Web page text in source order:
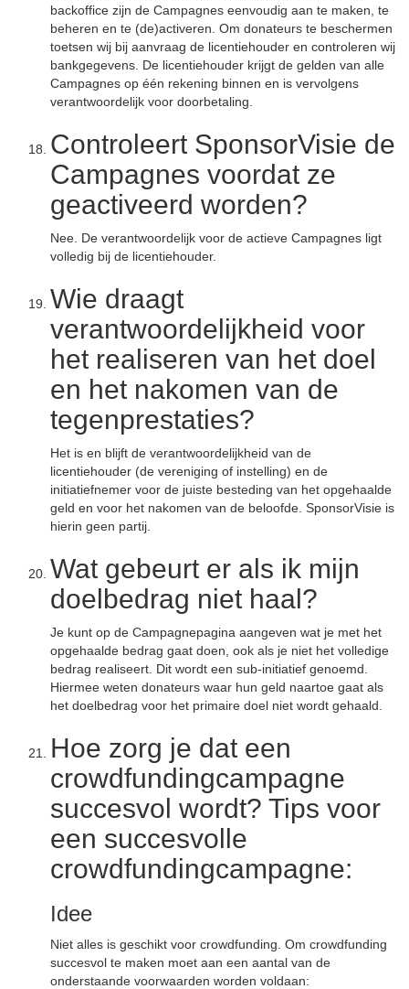
backoffice zijn de Campagnes eenvoudig aan te maken, te
beheren en te (de)activeren. Om donateurs te beschermen
toetsen wij bij aanvraag de licentiehouder en controleren wij
bankgegevens. De licentiehouder krijgt de gelden van alle
Campagnes op één rekening binnen en is vervolgens
verantwoordelijk voor doorbetaling.
Controleert SponsorVisie de
Campagnes voordat ze
geactiveerd worden?
Nee. De verantwoordelijk voor de actieve Campagnes ligt
volledig bij de licentiehouder.
Wie draagt
verantwoordelijkheid voor
het realiseren van het doel
en het nakomen van de
tegenprestaties?
Het is en blijft de verantwoordelijkheid van de
licentiehouder (de vereniging of instelling) en de
initiatiefnemer voor de juiste besteding van het opgehaalde
geld en voor het nakomen van de beloofde. SponsorVisie is
hierin geen partij.
Wat gebeurt er als ik mijn
doelbedrag niet haal?
Je kunt op de Campagnepagina aangeven wat je met het
opgehaalde bedrag gaat doen, ook als je niet het volledige
bedrag realiseert. Dit wordt een sub-initiatief genoemd.
Hiermee weten donateurs waar hun geld naartoe gaat als
het doelbedrag voor het primaire doel niet wordt gehaald.
Hoe zorg je dat een
crowdfundingcampagne
succesvol wordt? Tips voor
een succesvolle
crowdfundingcampagne:
Idee
Niet alles is geschikt voor crowdfunding. Om crowdfunding
succesvol te maken moet aan een aantal van de
onderstaande voorwaarden worden voldaan: